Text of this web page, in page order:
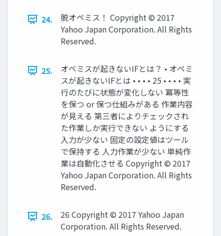
24.
脱オペミス！ Copyright © 2017
Yahoo Japan Corporation. All Rights
Reserved.
25.
オペミスが起きないIFとは？ • オペミ
スが起きないIFとは • • • • 25 • • • • 実
行のたびに状態が変化しない 冪等性
を保つ or 保つ仕組みがある 作業内容
が見える 第三者によりチェックされ
た作業しか実行できない ようにする
入力が少ない 固定の設定値はツール
で保持する 人力作業が少ない 単純作
業は自動化させる Copyright © 2017
Yahoo Japan Corporation. All Rights
Reserved.
26.
26 Copyright © 2017 Yahoo Japan
Corporation. All Rights Reserved.